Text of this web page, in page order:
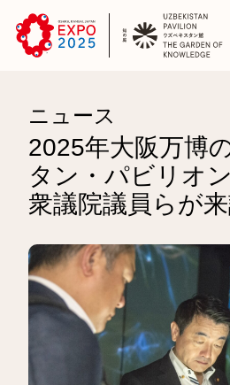
ニュース
2025年大阪万博
タン・パビリオ
衆議院議員らが来